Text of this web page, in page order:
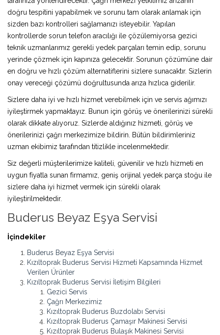
doğru tespitini yapabilmek ve sorunu tam olarak anlamak için
sizden bazı kontrolleri sağlamanızı isteyebilir. Yapılan
kontrollerde sorun telefon aracılığı ile çözülemiyorsa gezici
teknik uzmanlarımız gerekli yedek parçaları temin edip, sorunu
yerinde çözmek için kapınıza gelecektir. Sorunun çözümüne dair
en doğru ve hızlı çözüm alternatiflerini sizlere sunacaktır. Sizlerin
onay vereceği çözümü doğrultusunda arıza hızlıca giderilir.
Sizlere daha iyi ve hızlı hizmet verebilmek için ve servis ağımızı
iyileştirmek yapmaktayız. Bunun için görüş ve önerilerinizi sürekli
olarak dikkate alıyoruz. Sizlerde aldığınız hizmeti, görüş ve
önerilerinizi çağrı merkezimize bildirin. Bütün bildirimleriniz
uzman ekibimiz tarafından titizlikle incelenmektedir.
Siz değerli müşterilerimize kaliteli, güvenilir ve hızlı hizmeti en
uygun fiyatla sunan firmamız, geniş orijinal yedek parça stoğu ile
sizlere daha iyi hizmet vermek için sürekli olarak
iyileştirilmektedir.
Buderus Beyaz Eşya Servisi
İçindekiler
Buderus Beyaz Eşya Servisi
Kızıltoprak Buderus Servisi Hizmeti Kapsamında Hizmet
Verilen Ürünler
Kızıltoprak Buderus Servisi İletişim Bilgileri
Gezici Servis
Çağrı Merkezimiz
Kızıltoprak Buderus Buzdolabı Servisi
Kızıltoprak Buderus Çamaşır Makinesi Servisi
Kızıltoprak Buderus Bulaşık Makinesi Servisi